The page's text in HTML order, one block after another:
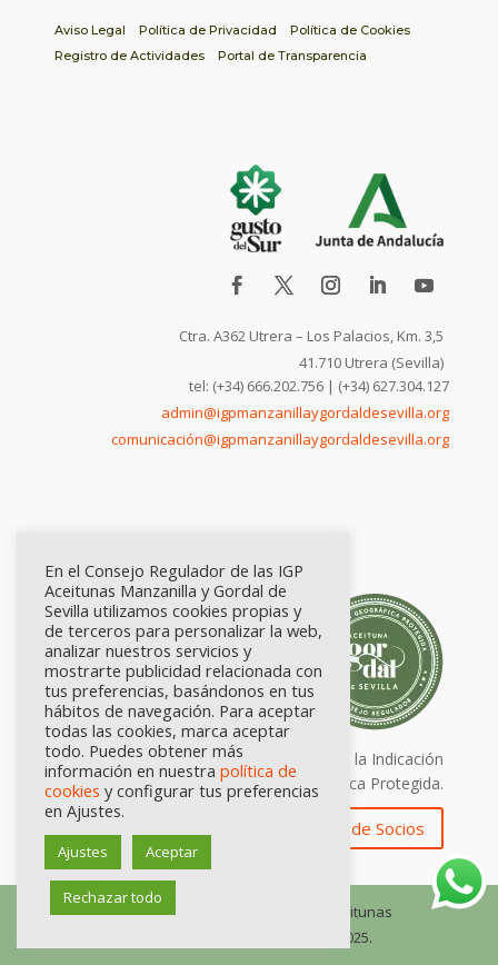
Aviso Legal Política de Privacidad
Política de Cookies
Registro de Actividades
Portal de Transparencia
Ctra. A362 Utrera – Los Palacios, Km. 3,5
41.710 Utrera (Sevilla)
tel: (+34) 666.202.756 | (+34) 627.304.127
admin@igpmanzanillaygordaldesevilla.org
comunicación@igpmanzanillaygordaldesevilla.org
Calidad certificada por Origen. Sellos de la Indicación
Geográfica Protegida.
Zona de Socios
© Consejo Regulador de las IGP Aceitunas
Manzanilla y Gordal de Sevilla, 2025.
En el Consejo Regulador de las IGP
Aceitunas Manzanilla y Gordal de
Sevilla utilizamos cookies propias y
de terceros para personalizar la web,
analizar nuestros servicios y
mostrarte publicidad relacionada con
tus preferencias, basándonos en tus
hábitos de navegación. Para aceptar
todas las cookies, marca aceptar
todo. Puedes obtener más
información en nuestra política de
cookies y configurar tus preferencias
en Ajustes.
Ajustes Aceptar
Rechazar todo